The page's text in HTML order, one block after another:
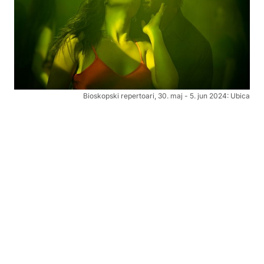
Bioskopski repertoari, 30. maj - 5. jun 2024: Ubica